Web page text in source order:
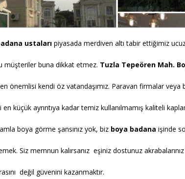
ustaları piyasada merdiven altı tabir ettiğimiz
müşteriler buna dikkat etmez. Tuzla Tepeören Mah.
önemlisi kendi öz vatandaşımız. Paravan firmalar
küçük ayrıntıya kadar temiz kullanılmamış kaliteli
boya görme şansınız yok, biz boya badana işinde
Siz memnun kalırsanız eşiniz dostunuz
değil güvenini kazanmaktır.